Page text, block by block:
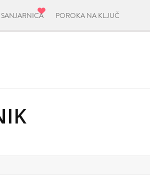
SANJARNICA POROKA NA KLJUČ